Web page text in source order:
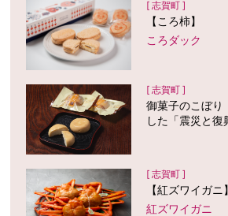
[ 志賀町 ]
【ころ柿】
ころダック
[ 志賀町 ]
御菓子のこぼり
した「震災と復
[ 志賀町 ]
【紅ズワイガニ】
紅ズワイガニ